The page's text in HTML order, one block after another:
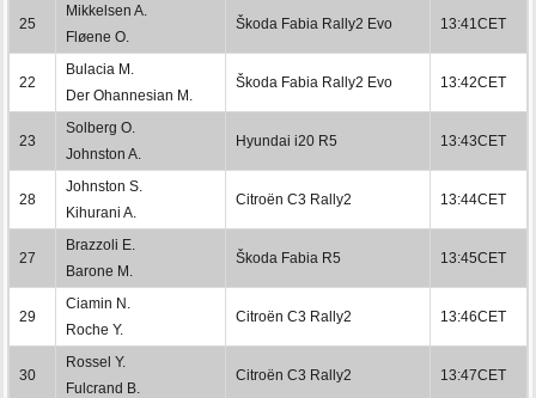
25
Mikkelsen A.
Fløene O.
Škoda Fabia Rally2 Evo 13:41CET
22
Bulacia M.
Der Ohannesian M.
Škoda Fabia Rally2 Evo 13:42CET
23
Solberg O.
Johnston A.
Hyundai i20 R5 13:43CET
28
Johnston S.
Kihurani A.
Citroën C3 Rally2 13:44CET
27
Brazzoli E.
Barone M.
Škoda Fabia R5 13:45CET
29
Ciamin N.
Roche Y.
Citroën C3 Rally2 13:46CET
30
Rossel Y.
Fulcrand B.
Citroën C3 Rally2 13:47CET